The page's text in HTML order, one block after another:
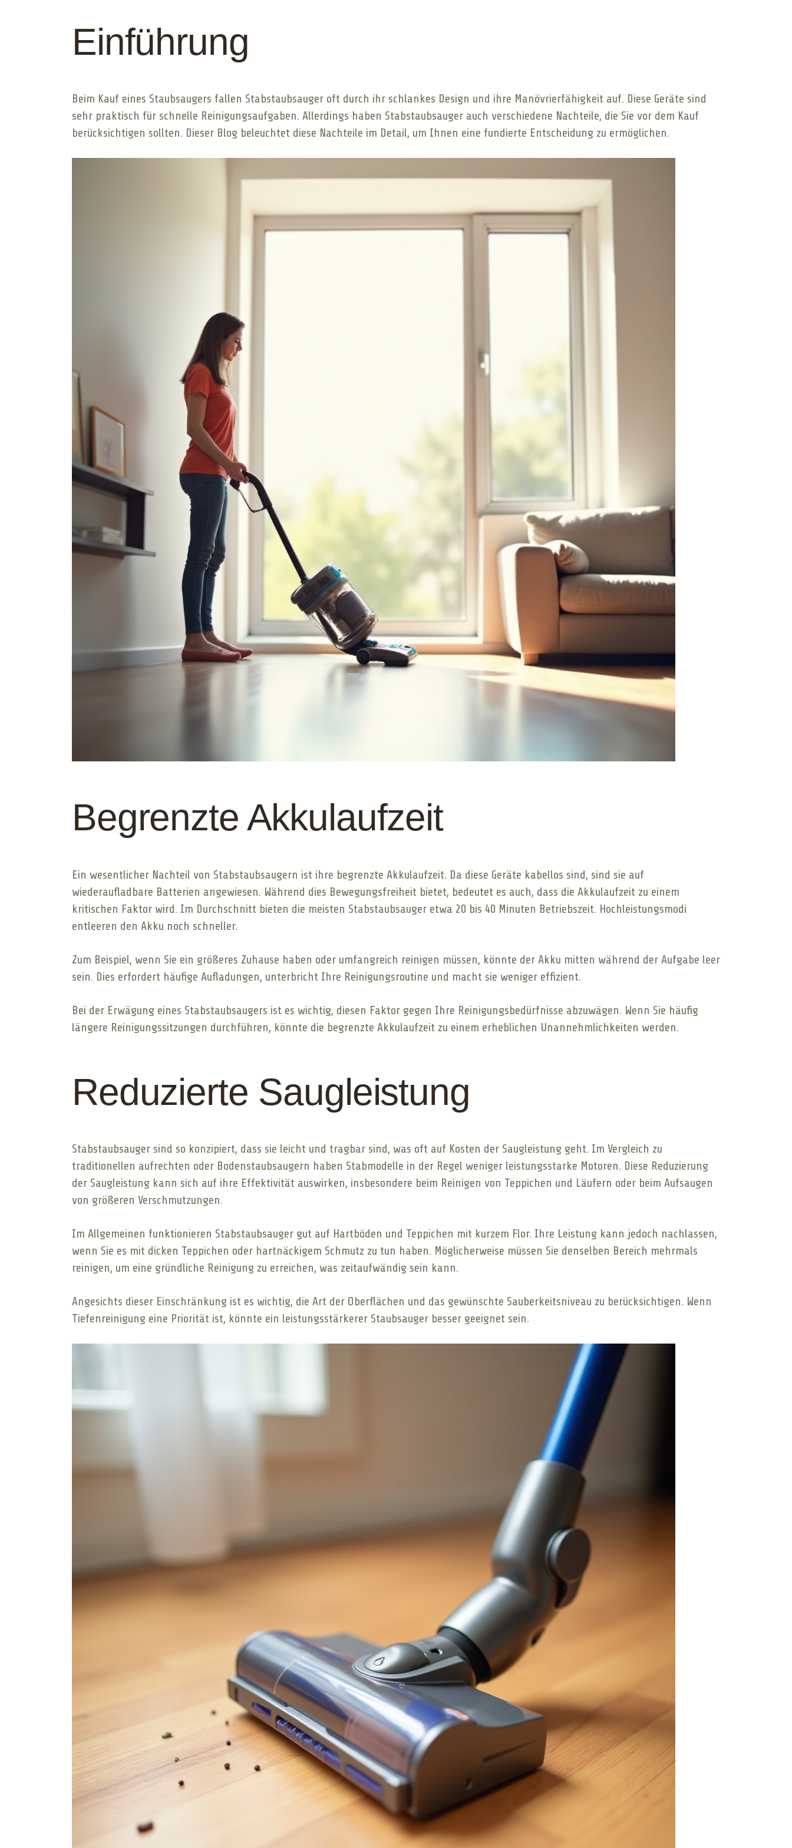
Einführung
Beim Kauf eines Staubsaugers fallen Stabstaubsauger oft durch ihr schlankes Design und ihre Manövrierfähigkeit auf. Diese Geräte sind
sehr praktisch für schnelle Reinigungsaufgaben. Allerdings haben Stabstaubsauger auch verschiedene Nachteile, die Sie vor dem Kauf
berücksichtigen sollten. Dieser Blog beleuchtet diese Nachteile im Detail, um Ihnen eine fundierte Entscheidung zu ermöglichen.
Begrenzte Akkulaufzeit
Ein wesentlicher Nachteil von Stabstaubsaugern ist ihre begrenzte Akkulaufzeit. Da diese Geräte kabellos sind, sind sie auf
wiederaufladbare Batterien angewiesen. Während dies Bewegungsfreiheit bietet, bedeutet es auch, dass die Akkulaufzeit zu einem
kritischen Faktor wird. Im Durchschnitt bieten die meisten Stabstaubsauger etwa 20 bis 40 Minuten Betriebszeit. Hochleistungsmodi
entleeren den Akku noch schneller.
Zum Beispiel, wenn Sie ein größeres Zuhause haben oder umfangreich reinigen müssen, könnte der Akku mitten während der Aufgabe leer
sein. Dies erfordert häufige Aufladungen, unterbricht Ihre Reinigungsroutine und macht sie weniger effizient.
Bei der Erwägung eines Stabstaubsaugers ist es wichtig, diesen Faktor gegen Ihre Reinigungsbedürfnisse abzuwägen. Wenn Sie häufig
längere Reinigungssitzungen durchführen, könnte die begrenzte Akkulaufzeit zu einem erheblichen Unannehmlichkeiten werden.
Reduzierte Saugleistung
Stabstaubsauger sind so konzipiert, dass sie leicht und tragbar sind, was oft auf Kosten der Saugleistung geht. Im Vergleich zu
traditionellen aufrechten oder Bodenstaubsaugern haben Stabmodelle in der Regel weniger leistungsstarke Motoren. Diese Reduzierung
der Saugleistung kann sich auf ihre Effektivität auswirken, insbesondere beim Reinigen von Teppichen und Läufern oder beim Aufsaugen
von größeren Verschmutzungen.
Im Allgemeinen funktionieren Stabstaubsauger gut auf Hartböden und Teppichen mit kurzem Flor. Ihre Leistung kann jedoch nachlassen,
wenn Sie es mit dicken Teppichen oder hartnäckigem Schmutz zu tun haben. Möglicherweise müssen Sie denselben Bereich mehrmals
reinigen, um eine gründliche Reinigung zu erreichen, was zeitaufwändig sein kann.
Angesichts dieser Einschränkung ist es wichtig, die Art der Oberflächen und das gewünschte Sauberkeitsniveau zu berücksichtigen. Wenn
Tiefenreinigung eine Priorität ist, könnte ein leistungsstärkerer Staubsauger besser geeignet sein.